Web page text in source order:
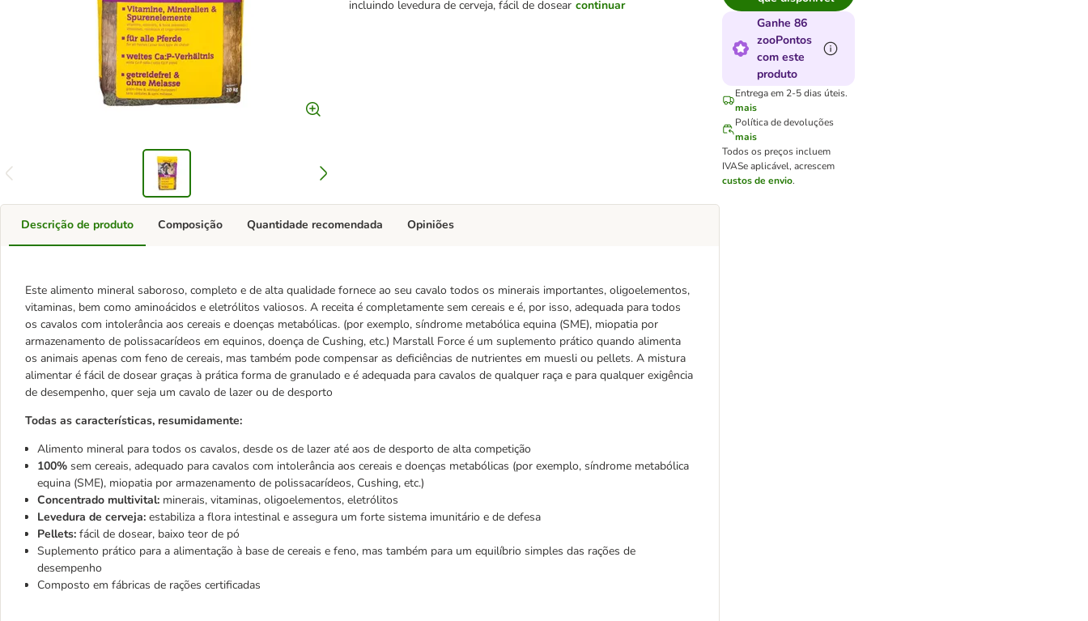
incluindo levedura de cerveja, fácil de dosear continuar
Ganhe 86
zooPontos
com este
produto
Entrega em 2-5 dias úteis.
mais
Política de devoluções
mais
Todos os preços incluem
IVASe aplicável, acrescem
custos de envio.
Descrição de produto
Este alimento mineral saboroso, completo e de alta qualidade fornece ao seu cavalo todos os minerais importantes, oligoelementos,
vitaminas, bem como aminoácidos e eletrólitos valiosos. A receita é completamente sem cereais e é, por isso, adequada para todos
os cavalos com intolerância aos cereais e doenças metabólicas. (por exemplo, síndrome metabólica equina (SME), miopatia por
armazenamento de polissacarídeos em equinos, doença de Cushing, etc.) Marstall Force é um suplemento prático quando alimenta
os animais apenas com feno de cereais, mas também pode compensar as deficiências de nutrientes em muesli ou pellets. A mistura
alimentar é fácil de dosear graças à prática forma de granulado e é adequada para cavalos de qualquer raça e para qualquer exigência
de desempenho, quer seja um cavalo de lazer ou de desporto
Todas as características, resumidamente:
Alimento mineral para todos os cavalos, desde os de lazer até aos de desporto de alta competição
100% sem cereais, adequado para cavalos com intolerância aos cereais e doenças metabólicas (por exemplo, síndrome metabólica
equina (SME), miopatia por armazenamento de polissacarídeos, Cushing, etc.)
Concentrado multivital: minerais, vitaminas, oligoelementos, eletrólitos
Levedura de cerveja: estabiliza a flora intestinal e assegura um forte sistema imunitário e de defesa
Pellets: fácil de dosear, baixo teor de pó
Suplemento prático para a alimentação à base de cereais e feno, mas também para um equilíbrio simples das rações de
desempenho
Composto em fábricas de rações certificadas
Composição Quantidade recomendada Opiniões